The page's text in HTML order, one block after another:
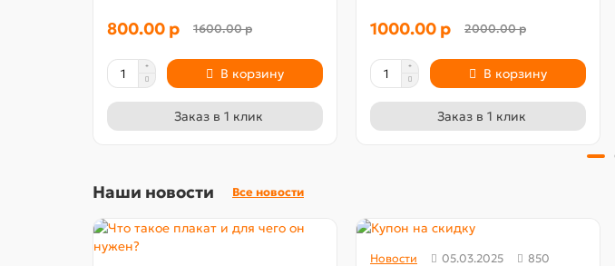
800.00 р 1600.00 р
В корзину
Заказ в 1 клик
1000.00 р 2000.00 р
В корзину
Заказ в 1 клик
Наши новости Все новости
Новости 05.03.2025 850